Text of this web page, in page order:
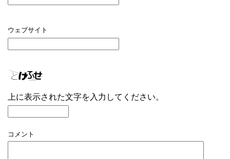
ウェブサイト
上に表示された文字を入力してください。
コメント